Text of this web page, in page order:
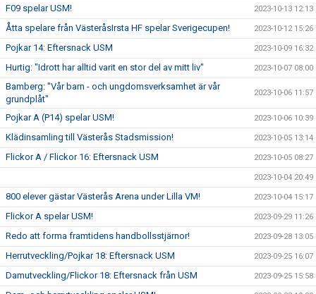
F09 spelar USM! 2023-10-13 12:13
Åtta spelare från VästeråsIrsta HF spelar Sverigecupen! 2023-10-12 15:26
Pojkar 14: Eftersnack USM 2023-10-09 16:32
Hurtig: "Idrott har alltid varit en stor del av mitt liv" 2023-10-07 08:00
Bamberg: "Vår barn - och ungdomsverksamhet är vår
grundplåt"
2023-10-06 11:57
Pojkar A (P14) spelar USM! 2023-10-06 10:39
Klädinsamling till Västerås Stadsmission! 2023-10-05 13:14
Flickor A / Flickor 16: Eftersnack USM 2023-10-05 08:27
2023-10-04 20:49
800 elever gästar Västerås Arena under Lilla VM! 2023-10-04 15:17
Flickor A spelar USM! 2023-09-29 11:26
Redo att forma framtidens handbollsstjärnor! 2023-09-28 13:05
Herrutveckling/Pojkar 18: Eftersnack USM 2023-09-25 16:07
Damutveckling/Flickor 18: Eftersnack från USM 2023-09-25 15:58